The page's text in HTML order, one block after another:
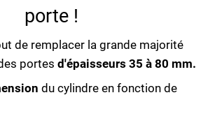
porte !
de remplacer la grande majorité
portes d'épaisseurs 35 à 80 mm.
du cylindre en fonction de